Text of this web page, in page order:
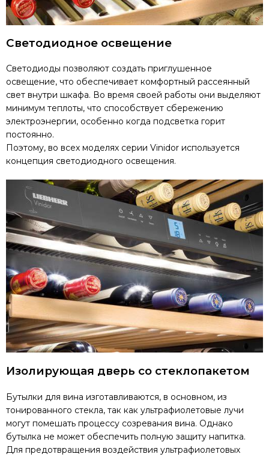
Светодиодное освещение
Светодиоды позволяют создать приглушенное
освещение, что обеспечивает комфортный рассеянный
свет внутри шкафа. Во время своей работы они выделяют
минимум теплоты, что способствует сбережению
электроэнергии, особенно когда подсветка горит
постоянно.
Поэтому, во всех моделях серии Vinidor используется
концепция светодиодного освещения.
Изолирующая дверь со стеклопакетом
Бутылки для вина изготавливаются, в основном, из
тонированного стекла, так как ультрафиолетовые лучи
могут помешать процессу созревания вина. Однако
бутылка не может обеспечить полную защиту напитка.
Для предотвращения воздействия ультрафиолетовых